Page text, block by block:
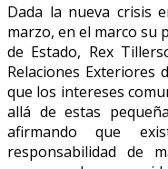
Dada la nueva crisis
marzo, en el marco su
de Estado, Rex
Relaciones Exteriores
que los intereses
allá de estas
afirmando que
responsabilidad de